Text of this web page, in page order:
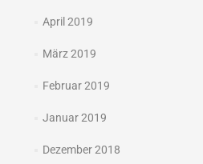
April 2019
März 2019
Februar 2019
Januar 2019
Dezember 2018